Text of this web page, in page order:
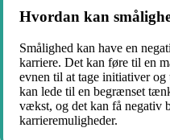
Hvordan kan
Smålighed kan have en
karriere. Det kan føre til en
evnen til at tage initiativer
kan lede til en begrænset
vækst, og det kan få negativ
karrieremuligheder.